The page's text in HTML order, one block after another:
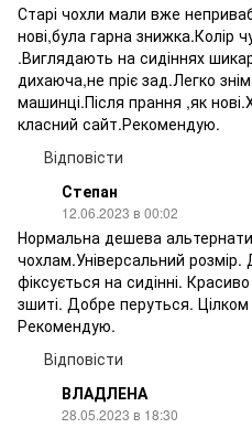
Старі чохли мали вже
нові,була гарна знижка.Колір
.Виглядають на сидіннях
дихаюча,не пріє зад.Легко
машинці.Після прання ,як
класний сайт.Рекомендую.
Відповісти
Степан
12.06.2023 в 00:02
Нормальна дешева
чохлам.Універсальний розмір.
фіксується на сидінні.
зшиті. Добре перуться.
Рекомендую.
Відповісти
ВЛАДЛЕНА
28.05.2023 в 18:30